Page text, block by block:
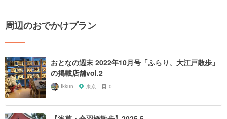
周辺のおでかけプラン
おとなの週末 2022年10月号「ふらり、大江戸散歩」
の掲載店舗vol.2
Ikkun 東京 0